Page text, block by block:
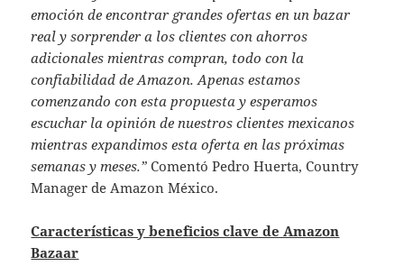
emoción de encontrar grandes ofertas en un bazar
real y sorprender a los clientes con ahorros
adicionales mientras compran, todo con la
confiabilidad de Amazon. Apenas estamos
comenzando con esta propuesta y esperamos
escuchar la opinión de nuestros clientes mexicanos
mientras expandimos esta oferta en las próximas
semanas y meses.”Comentó Pedro Huerta, Country
Manager de Amazon México.
Características y beneficios clave de Amazon
Bazaar